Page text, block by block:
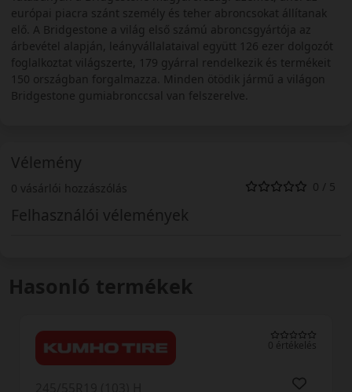
európai piacra szánt személy és teher abroncsokat állítanak
elő. A Bridgestone a világ első számú abroncsgyártója az
árbevétel alapján, leányvállalataival együtt 126 ezer dolgozót
foglalkoztat világszerte, 179 gyárral rendelkezik és termékeit
150 országban forgalmazza. Minden ötödik jármű a világon
Bridgestone gumiabronccsal van felszerelve.
Vélemény
0 vásárlói hozzászólás 0 / 5
Felhasználói vélemények
Hasonló termékek
0 értékelés